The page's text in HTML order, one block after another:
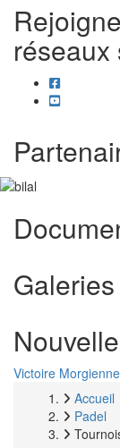
réseaux
Galeries
Victoire
Fil
Accueil
Padel